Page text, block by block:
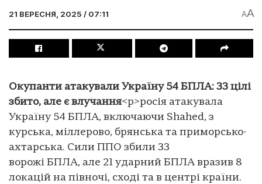
21 ВЕРЕСНЯ, 2025 / 07:11 AA
Окупанти атакували Україну 54 БПЛА: 33 цілі
збито, але є влучання<p>росія атакувала
Україну 54 БПЛА, включаючи Shahed, з
курська, міллерово, брянська та приморсько-
ахтарська. Сили ППО збили 33
ворожі БПЛА, але 21 ударний БПЛА вразив 8
локацій на півночі, сході та в центрі країни.